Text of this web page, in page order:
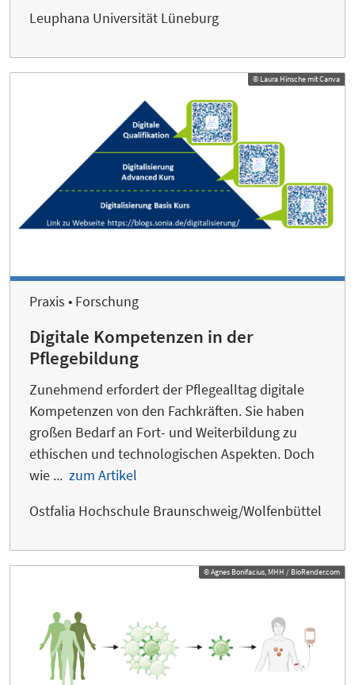
Leuphana Universität Lüneburg
© Laura Hinsche mit Canva
Praxis • Forschung
Digitale Kompetenzen in der
Pflegebildung
Zunehmend erfordert der Pflegealltag digitale
Kompetenzen von den Fachkräften. Sie haben
großen Bedarf an Fort- und Weiterbildung zu
ethischen und technologischen Aspekten. Doch
wie ... zum Artikel
Ostfalia Hochschule Braunschweig/Wolfenbüttel
© Agnes Bonifacius, MHH / BioRender.com